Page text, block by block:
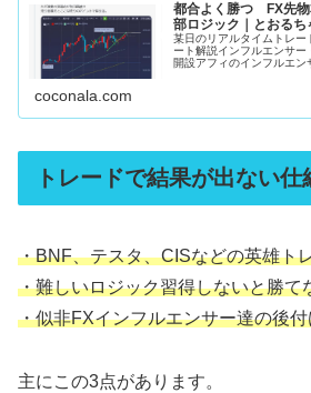
都合よく勝つ FX先物
部ロジック｜とおる
某日のリアルタイムトレー
ート解説インフルエンサ
開設アフィのインフルエン
coconala.com
トレードで結果が出ない仕
・BNF、テスタ、CISなどの英雄ト
・難しいロジック習得しないと勝て
・似非FXインフルエンサー達の後
主にこの3点があります。